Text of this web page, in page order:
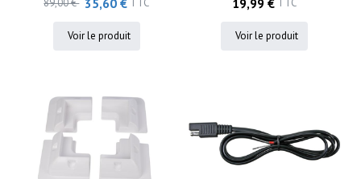
89,00 € 35,60 € TTC
Voir le produit
19,99 € TTC
Voir le produit